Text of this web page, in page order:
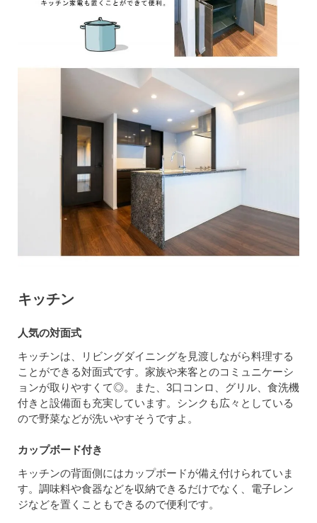
キッチン
人気の対面式
キッチンは、リビングダイニングを見渡しながら料理する
ことができる対面式です。家族や来客とのコミュニケーシ
ョンが取りやすくて◎。また、3口コンロ、グリル、食洗機
付きと設備面も充実しています。シンクも広々としている
ので野菜などが洗いやすそうですよ。
カップボード付き
キッチンの背面側にはカップボードが備え付けられていま
す。調味料や食器などを収納できるだけでなく、電子レン
ジなどを置くこともできるので便利です。